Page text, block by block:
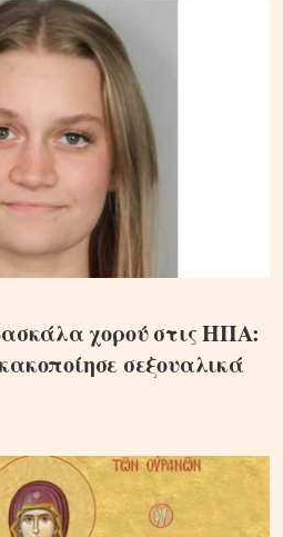
χορού στις ΗΠΑ:
σεξουαλικά